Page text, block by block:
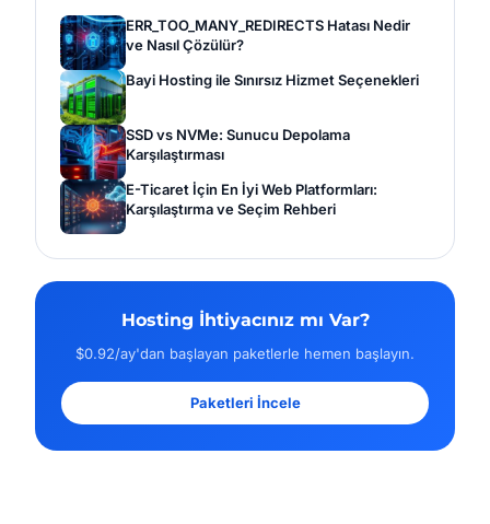
ERR_TOO_MANY_REDIRECTS Hatası Nedir
ve Nasıl Çözülür?
Bayi Hosting ile Sınırsız Hizmet Seçenekleri
SSD vs NVMe: Sunucu Depolama
Karşılaştırması
E-Ticaret İçin En İyi Web Platformları:
Karşılaştırma ve Seçim Rehberi
Hosting İhtiyacınız mı Var?
$0.92/ay'dan başlayan paketlerle hemen başlayın.
Paketleri İncele